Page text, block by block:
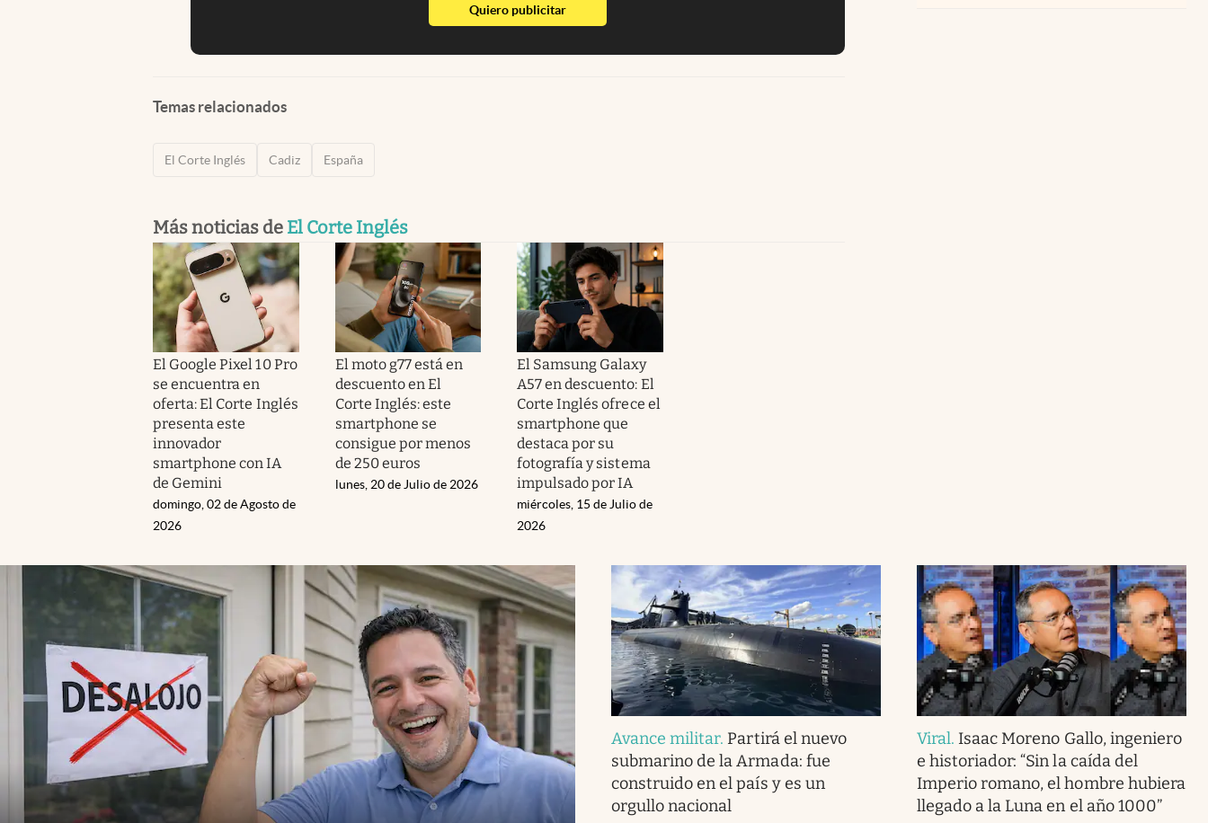
Quiero publicitarabre en nueva pestaña
Temas relacionados
El Corte Inglés Cadiz España
Más noticias de El Corte Inglés
El Google Pixel 10 Pro
se encuentra en
oferta: El Corte Inglés
presenta este
innovador
smartphone con IA
de Gemini
domingo, 02 de Agosto de
2026
El moto g77 está en
descuento en El
Corte Inglés: este
smartphone se
consigue por menos
de 250 euros
lunes, 20 de Julio de 2026
El Samsung Galaxy
A57 en descuento: El
Corte Inglés ofrece el
smartphone que
destaca por su
fotografía y sistema
impulsado por IA
miércoles, 15 de Julio de
2026
Avance militar. Partirá el nuevo
submarino de la Armada: fue
construido en el país y es un
orgullo nacional
Viral. Isaac Moreno Gallo, ingeniero
e historiador: “Sin la caída del
Imperio romano, el hombre hubiera
llegado a la Luna en el año 1000”